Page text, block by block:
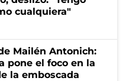
cualquiera"
Mailén Antonich:
pone el foco en la
la emboscada